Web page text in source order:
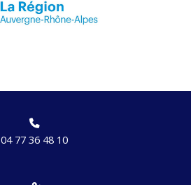
04 77 36 48 10